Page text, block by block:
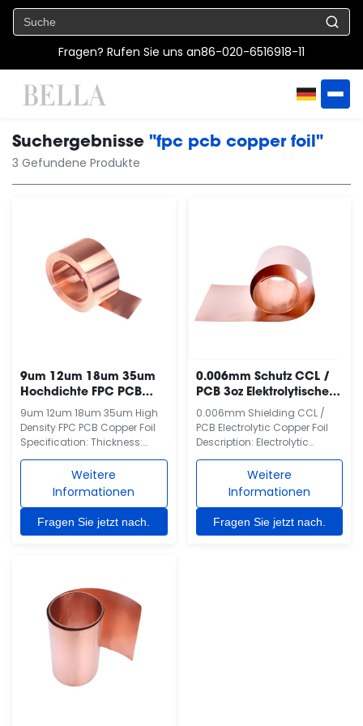
Fragen? Rufen Sie uns an86-020-6516918-11
Suchergebnisse "fpc pcb copper foil"
3 Gefundene Produkte
9um 12um 18um 35um
Hochdichte FPC PCB
Kupferfolie
9um 12um 18um 35um High
Density FPC PCB Copper Foil
Specification: Thickness:
9µm～35µm Performances:
The product surface is black
or red, has lower surface
roughness. Applications:
Flexible Copper Clad
Laminate (FCCL), Fine Circuit
Weitere
Informationen
Fragen Sie jetzt nach.
0.006mm Schutz CCL /
PCB 3oz Elektrolytische
Kupferfolie
0.006mm Shielding CCL /
PCB Electrolytic Copper Foil
Description: Electrolytic
copper foil is an important
material for the manufacture
of copper clad laminates
(CCL) and printed circuit
boards (PCBs) and lithium
ion batteries. In the rapid
Weitere
Informationen
Fragen Sie jetzt nach.